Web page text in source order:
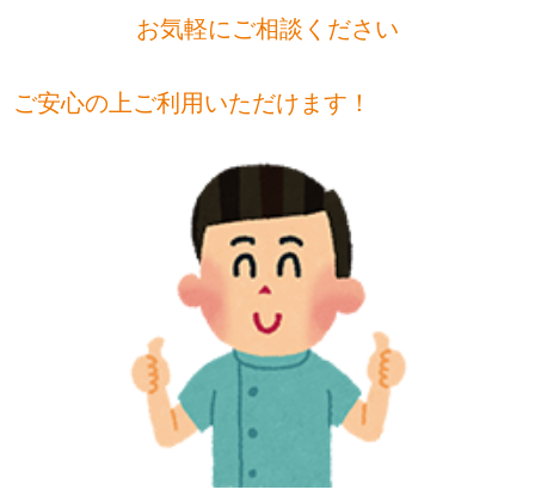
お気軽にご相談ください
ご安心の上ご利用いただけます！